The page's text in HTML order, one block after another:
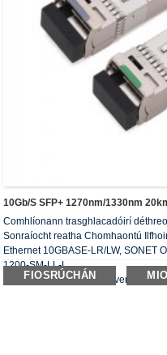
10Gb/s SFP+ 1270nm/1330nm
Comhlíonann trasghlacadóirí
Sonraíocht reatha Chomhaontú
Ethernet 10GBASE-LR/LW, SONET
1200-SM-LL-L.
Comhlíonann an transceiver optúil
FIOSRÚCHÁN